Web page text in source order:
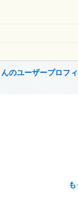
のユーザープロフ